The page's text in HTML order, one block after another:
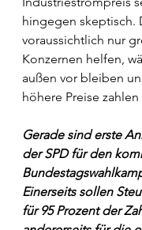
hingegen skeptisch.
voraussichtlich nur
Konzernen helfen,
außen vor bleiben
höhere Preise
Gerade sind erste
der SPD für den
Einerseits sollen
für 95 Prozent der